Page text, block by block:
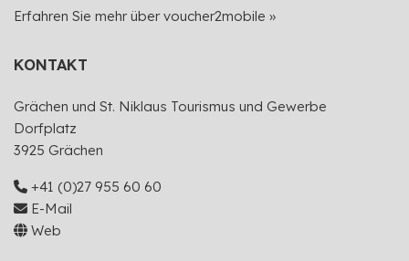
Erfahren Sie mehr über voucher2mobile »
KONTAKT
Grächen und St. Niklaus Tourismus und Gewerbe
Dorfplatz
3925 Grächen
+41 (0)27 955 60 60
E-Mail
Web